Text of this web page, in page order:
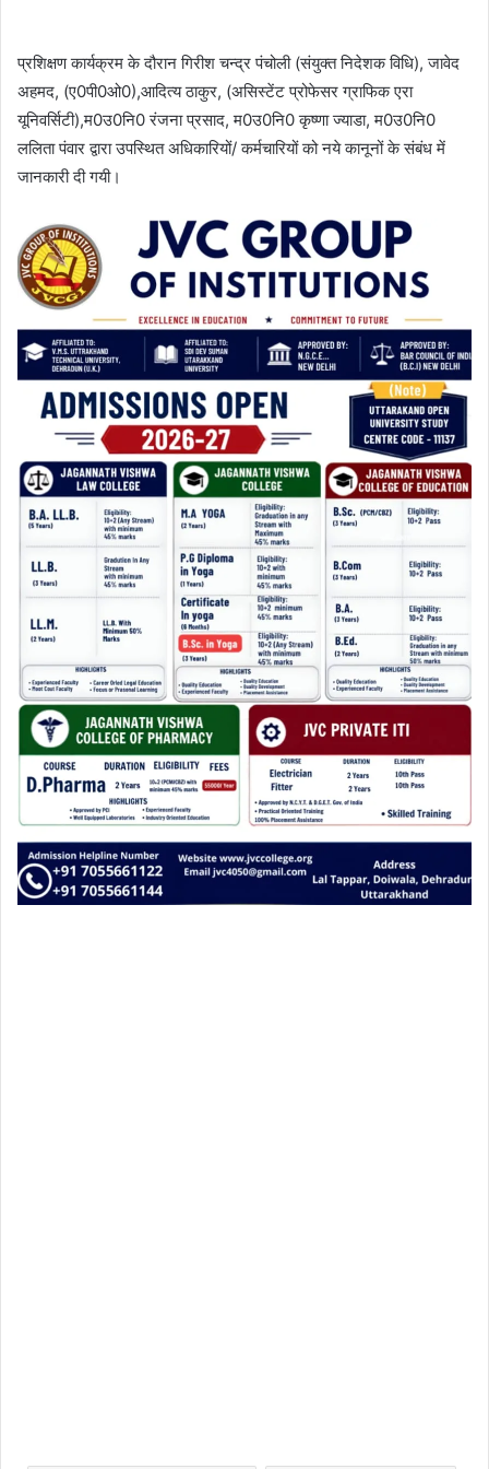
प्रशिक्षण कार्यक्रम के दौरान गिरीश चन्द्र पंचोली (संयुक्त निदेशक विधि), जावेद
अहमद, (ए0पी0ओ0),आदित्य ठाकुर, (असिस्टेंट प्रोफेसर ग्राफिक एरा
यूनिवर्सिटी),म0उ0नि0 रंजना प्रसाद, म0उ0नि0 कृष्णा ज्याडा, म0उ0नि0
ललिता पंवार द्वारा उपस्थित अधिकारियों/ कर्मचारियों को नये कानूनों के संबंध में
जानकारी दी गयी।